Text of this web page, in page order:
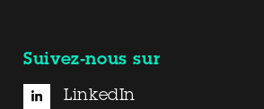
Suivez-nous sur
LinkedIn